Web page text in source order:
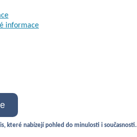
informace
které nabízejí pohled do minulosti i současnosti.